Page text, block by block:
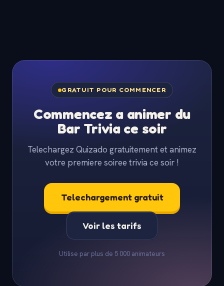
GRATUIT POUR COMMENCER
Commencez a animer du
Bar Trivia ce soir
Telechargez Quizado gratuitement et animez
votre premiere soiree trivia ce soir !
Telechargement gratuit
Voir les tarifs
Utilise par plus de 5 000 animateurs